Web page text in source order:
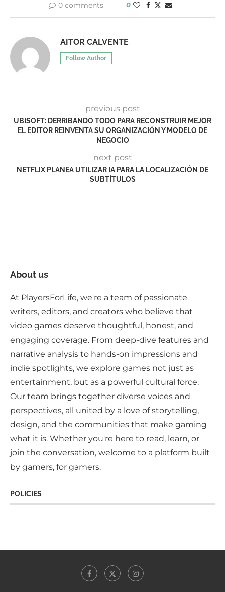
0 comments 0
AITOR CALVENTE
Follow Author
previous post
UBISOFT: DERRIBANDO TODO PARA RECONSTRUIR MEJOR
EL EDITOR REINVENTA SU ORGANIZACIÓN Y MODELO DE
NEGOCIO
next post
NETFLIX PLANEA UTILIZAR IA PARA LA LOCALIZACIÓN DE
SUBTÍTULOS
About us
At PlayersForLife, we're a team of passionate
writers, editors, and creators who believe that
video games deserve thoughtful, honest, and
engaging coverage. From deep-dive features and
narrative analysis to hands-on impressions and
indie spotlights, we explore games not just as
entertainment, but as a powerful cultural force.
Our team brings together diverse voices and
perspectives, all united by a love of storytelling,
design, and the communities that make gaming
what it is. Whether you're here to read, learn, or
join the conversation, welcome to a platform built
by gamers, for gamers.
POLICIES